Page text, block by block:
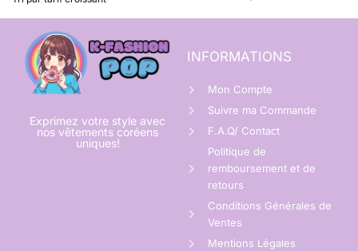
Exprimez votre style avec
nos vêtements coréens
uniques!
INFORMATIONS
Mon Compte
Suivre ma Commande
F.A.Q/ Contact
Politique de
remboursement et de
retours
Conditions Générales de
Ventes
Mentions Légales